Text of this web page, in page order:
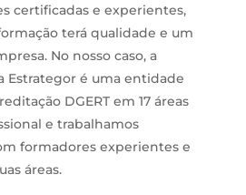
certificadas e experientes,
terá qualidade e um
No nosso caso, a
Estrategor é uma entidade
DGERT em 17 áreas
e trabalhamos
formadores experientes e
áreas.